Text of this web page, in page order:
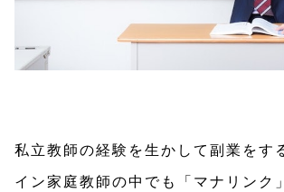
私立教師の経験を生かして副業をす
イン家庭教師の中でも「マナリンク